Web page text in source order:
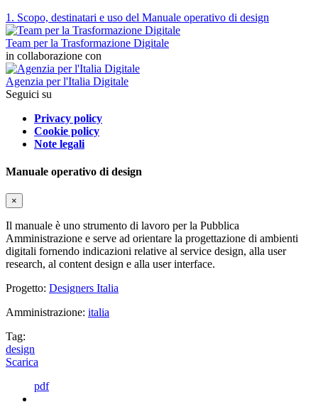
1. Scopo, destinatari e uso del Manuale operativo di design
Team per la Trasformazione Digitale
in collaborazione con
Agenzia per l'Italia Digitale
Seguici su
Privacy policy
Cookie policy
Note legali
Manuale operativo di design
×
Il manuale è uno strumento di lavoro per la Pubblica
Amministrazione e serve ad orientare la progettazione di ambienti
digitali fornendo indicazioni relative al service design, alla user
research, al content design e alla user interface.
Progetto: Designers Italia
Amministrazione: italia
Tag:
design
Scarica
pdf